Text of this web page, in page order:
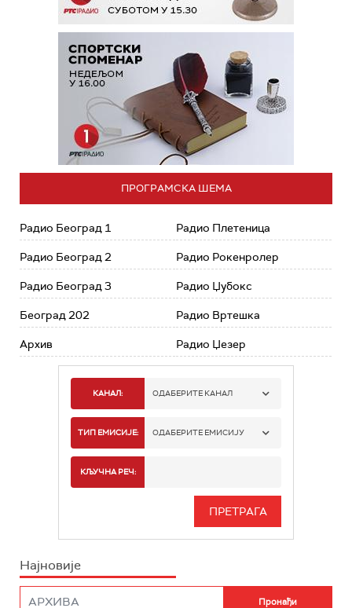
ПРОГРАМСКА ШЕМА
Радио Београд 1
Радио Београд 2
Радио Београд 3
Београд 202
Архив
Радио Плетеница
Радио Рокенролер
Радио Џубокс
Радио Вртешка
Радио Џезер
КАНАЛ: ОДАБЕРИТЕ КАНАЛ
РАДИО БЕОГРАД 1
РАДИО БЕОГРАД 3
РАДИО РОКЕНРОЛЕР
ТИП ЕМИСИЈЕ: ОДАБЕРИТЕ ЕМИСИЈУ
ИНФО
КЉУЧНА РЕЧ:
Најновије